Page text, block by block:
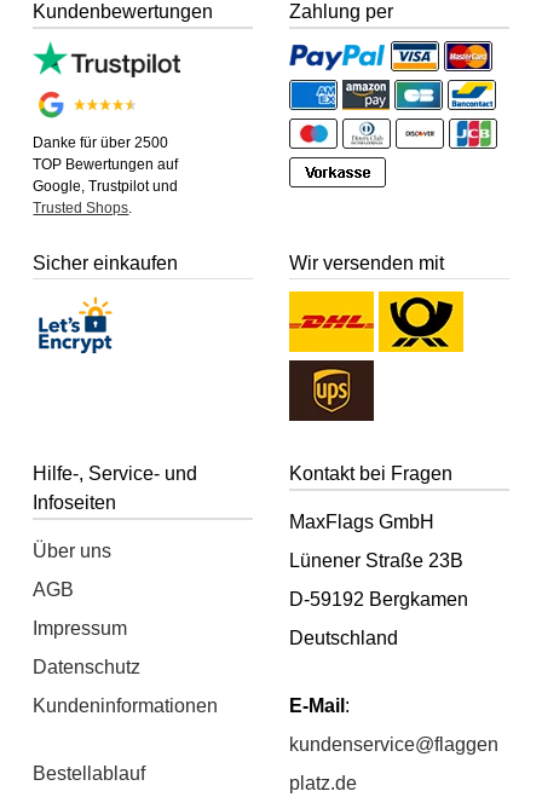
Kundenbewertungen
Danke für über 2500
TOP Bewertungen auf
Google, Trustpilot und
Trusted Shops
Zahlung per
Sicher einkaufen Wir versenden mit
Hilfe-, Service- und
Infoseiten
Über uns
AGB
Impressum
Datenschutz
Kundeninformationen
Bestellablauf
Kontakt bei Fragen
MaxFlags GmbH
Lünener Straße 23B
D-59192 Bergkamen
Deutschland
E-Mail :
kundenservice@flaggen
platz.de